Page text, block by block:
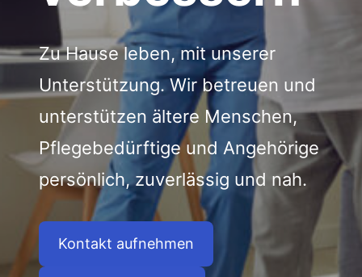
Zu Hause leben, mit unserer
Unterstützung. Wir betreuen und
unterstützen ältere Menschen,
Pflegebedürftige und Angehörige
persönlich, zuverlässig und nah.
Kontakt aufnehmen